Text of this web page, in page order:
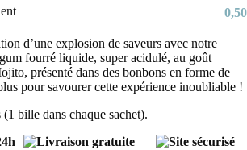
0,50
d’une explosion de saveurs avec notre
fourré liquide, super acidulé, au goût
présenté dans des bonbons en forme de
pour savourer cette expérience inoubliable !
bille dans chaque sachet).